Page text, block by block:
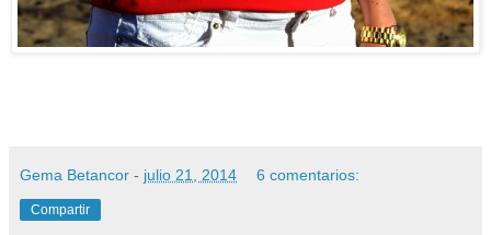
Gema Betancor - julio 21, 2014 6 comentarios:
Compartir